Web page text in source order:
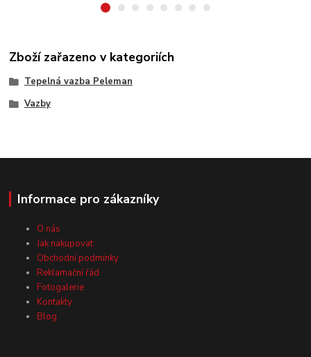
Zboží zařazeno v kategoriích
Tepelná vazba Peleman
Vazby
Informace pro zákazníky
O nás
Jak nakupovat
Obchodní podmínky
Reklamační řád
Fotogalerie
Kontakty
Blog